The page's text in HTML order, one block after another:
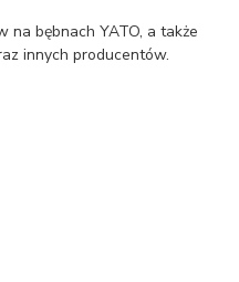
na bębnach YATO, a także
innych producentów.